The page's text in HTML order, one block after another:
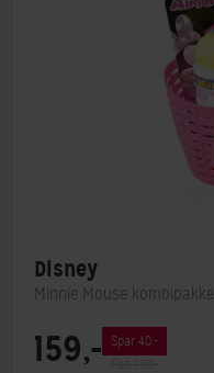
Disney
Minnie Mouse kombipakke
Type
159,-
Spar 40,-